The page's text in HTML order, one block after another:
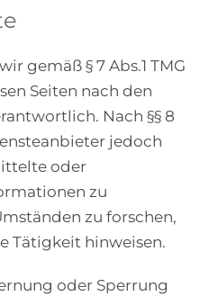
gemäß § 7 Abs.1 TMG
Seiten nach den
Nach §§ 8
jedoch
oder
zu
zu forschen,
Tätigkeit hinweisen.
oder Sperrung